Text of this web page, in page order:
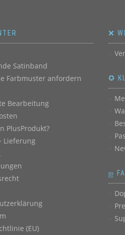
Satinband
Farbmuster anfordern
Bearbeitung
PlusProdukt?
Lieferung
(EU)
❌
✪
ஐ